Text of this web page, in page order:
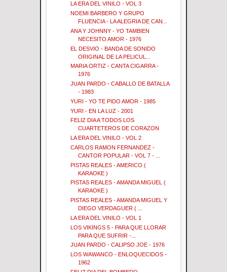
LA ERA DEL VINILO - VOL 3
NOEMI BARBERO Y GRUPO
FLUENCIA - LA ALEGRIA DE CAN...
ANA Y JOHNNY - YO TAMBIEN
NECESITO AMOR - 1976
EL DESVIO - BANDA DE SONIDO
ORIGINAL DE LA PELICUL...
MARIA ORTIZ - CANTA CIGARRA -
1976
JUAN PARDO - CABALLO DE BATALLA
- 1983
YURI - YO TE PIDO AMOR - 1985
YURI - EN LA LUZ - 2001
FELIZ DIA A TODOS LOS
CUARTETEROS DE CORAZON
LA ERA DEL VINILO - VOL 2
CARLOS RAMON FERNANDEZ -
CANTOR POPULAR - VOL 7 - ...
PISTAS REALES - AMERICO (
KARAOKE )
PISTAS REALES - AMANDA MIGUEL (
KARAOKE )
PISTAS REALES - AMANDA MIGUEL Y
DIEGO VERDAGUER ( ...
LA ERA DEL VINILO - VOL 1
LOS VIKINGS 5 - PARA QUE LLORAR
PARA QUE SUFRIR -...
JUAN PARDO - CALIPSO JOE - 1976
LOS WAWANCO - ENLOQUECIDOS -
1962